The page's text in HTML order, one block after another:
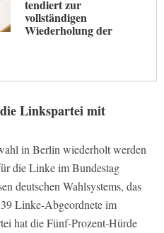
tendiert zur
vollständigen
Wiederholung der
Linkspartei mit
in Berlin wiederholt werden
die Linke im Bundestag
deutschen Wahlsystems, das
Linke-Abgeordnete im
hat die Fünf-Prozent-Hürde